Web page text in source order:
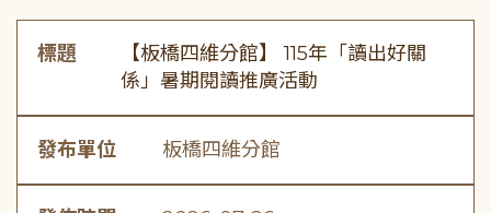
標題
【板橋四維分館】 115年「讀出好關
係」暑期閱讀推廣活動
發布單位 板橋四維分館